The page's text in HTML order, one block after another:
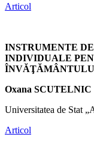
Articol
INSTRUMENTE
INDIVIDUALE
Oxana SCUTELNIC
Universitatea de Stat
Articol